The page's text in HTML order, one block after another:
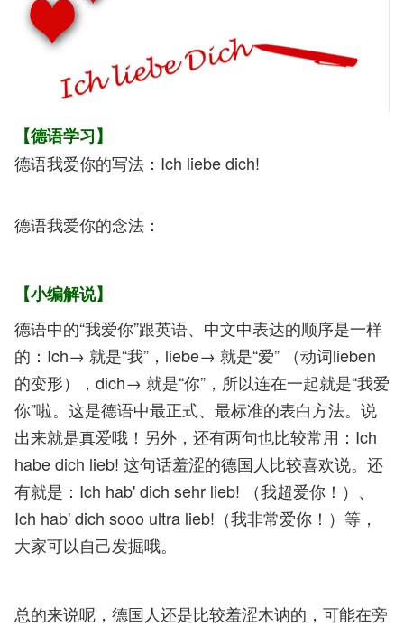
【德语学习】
德语我爱你的写法：Ich liebe dich!
德语我爱你的念法：
【小编解说】
德语中的“我爱你”跟英语、中文中表达的顺序是一样
的：Ich→ 就是“我”，liebe→ 就是“爱” （动词lieben
的变形），dich→ 就是“你”，所以连在一起就是“我爱
你”啦。这是德语中最正式、最标准的表白方法。说
出来就是真爱哦！另外，还有两句也比较常用：Ich
habe dich lieb! 这句话羞涩的德国人比较喜欢说。还
有就是：Ich hab' dich sehr lieb! （我超爱你！）、
Ich hab' dich sooo ultra lieb!（我非常爱你！）等，
大家可以自己发掘哦。
总的来说呢，德国人还是比较羞涩木讷的，可能在旁